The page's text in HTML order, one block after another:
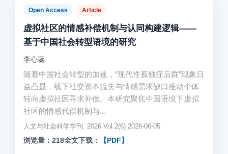
Open Access Article
虚拟社区的情感补偿机制与认同构建逻辑——
基于中国社会转型语境的研究
李心蕊
随着中国社会转型的加速，“现代性孤独症后群”现象日
益凸显，线下社交资本流失与情感需求缺口推动个体
转向虚拟社区寻求补偿。本研究聚焦中国语境下虚拟
社区的情感代偿机制与...
人文与社会科学学刊. 2026 Vol.2(6) 2026-06-05
浏览量：218全文下载： 【PDF】